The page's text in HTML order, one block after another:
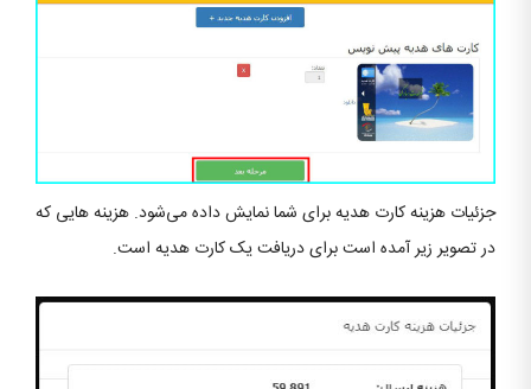
جزئیات هزینه کارت هدیه برای شما نمایش داده می‌شود. هزینه هایی که
در تصویر زیر آمده است برای دریافت یک کارت هدیه است.